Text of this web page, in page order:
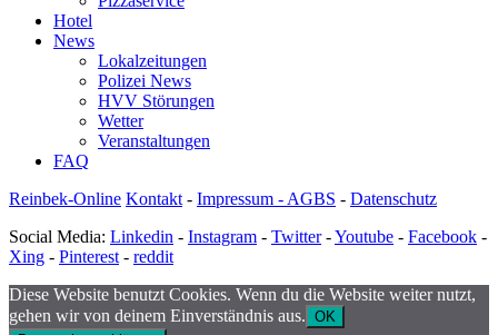
Hotel
News
Lokalzeitungen
Polizei News
HVV Störungen
Wetter
Veranstaltungen
FAQ
Reinbek-Online Kontakt - Impressum - AGBS - Datenschutz
Social Media: Linkedin - Instagram - Twitter-Youtube - Facebook -
Xing - Pinterest - reddit
Diese Website benutzt Cookies. Wenn du die Website weiter nutzt,
gehen wir von deinem Einverständnis aus. OK